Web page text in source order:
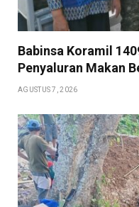
Babinsa Koramil
Penyaluran Makan
AGUSTUS 7, 2026